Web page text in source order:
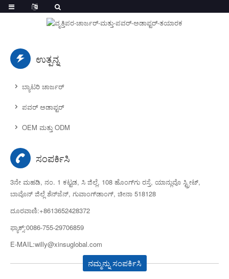
ಉತ್ಪನ್ನ
ಬ್ಯಾಟರಿ ಚಾರ್ಜರ್
ಪವರ್ ಅಡಾಪ್ಟರ್
OEM ಮತ್ತು ODM
ಸಂಪರ್ಕಿಸಿ
3ನೇ ಮಹಡಿ, ನಂ. 1 ಕಟ್ಟಡ, ಸಿ ಜಿಲ್ಲೆ, 108 ಹೊಂಗ್‌ಗು ರಸ್ತೆ, ಯಾನ್ಲುವೊ ಸ್ಟ್ರೀಟ್,
ಬಾವೊನ್ ಜಿಲ್ಲೆ ಶೆನ್‌ಜೆನ್, ಗುವಾಂಗ್‌ಡಾಂಗ್, ಚೀನಾ 518128
ದೂರವಾಣಿ:+8613652428372
ಫ್ಯಾಕ್ಸ್:0086-755-29706859
E-MAIL:willy@xinsuglobal.com
ನಮ್ಮನ್ನು ಸಂಪರ್ಕಿಸಿ